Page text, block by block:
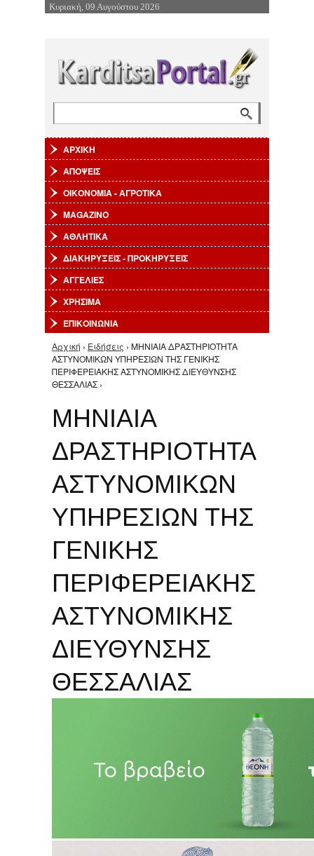
Επιστροφή στην Πλοήγηση
Κυριακή, 09 Αυγούστου 2026
ΑΡΧΙΚΗ
ΑΠΟΨΕΙΣ
ΟΙΚΟΝΟΜΙΑ - ΑΓΡΟΤΙΚΑ
MAGAZINO
ΑΘΛΗΤΙΚΑ
ΔΙΑΚΗΡΥΞΕΙΣ - ΠΡΟΚΗΡΥΞΕΙΣ
ΑΓΓΕΛΙΕΣ
ΧΡΗΣΙΜΑ
ΕΠΙΚΟΙΝΩΝΙΑ
Είστε εδώ
Αρχική › Ειδήσεις › ΜΗΝΙΑΙΑ ΔΡΑΣΤΗΡΙΟΤΗΤΑ
ΑΣΤΥΝΟΜΙΚΩΝ ΥΠΗΡΕΣΙΩΝ ΤΗΣ ΓΕΝΙΚΗΣ
ΠΕΡΙΦΕΡΕΙΑΚΗΣ ΑΣΤΥΝΟΜΙΚΗΣ ΔΙΕΥΘΥΝΣΗΣ
ΘΕΣΣΑΛΙΑΣ ›
ΜΗΝΙΑΙΑ
ΔΡΑΣΤΗΡΙΟΤΗΤΑ
ΑΣΤΥΝΟΜΙΚΩΝ
ΥΠΗΡΕΣΙΩΝ ΤΗΣ
ΓΕΝΙΚΗΣ
ΠΕΡΙΦΕΡΕΙΑΚΗΣ
ΑΣΤΥΝΟΜΙΚΗΣ
ΔΙΕΥΘΥΝΣΗΣ
ΘΕΣΣΑΛΙΑΣ